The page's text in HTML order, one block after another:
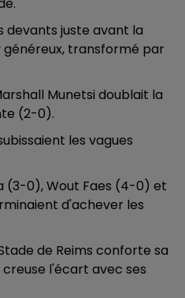
devants juste avant la
transformé par
Munetsi doublait la
(2-0).
les vagues
(3-0), Wout Faes (4-0) et
d'achever les
de Reims conforte sa
l'écart avec ses